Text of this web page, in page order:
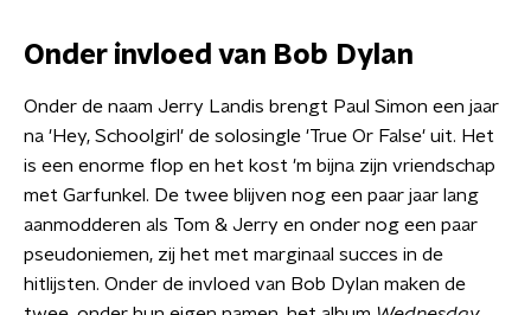
Onder invloed van Bob Dylan
Onder de naam Jerry Landis brengt Paul Simon een jaar
na 'Hey, Schoolgirl' de solosingle 'True Or False' uit. Het
is een enorme flop en het kost 'm bijna zijn vriendschap
met Garfunkel. De twee blijven nog een paar jaar lang
aanmodderen als Tom & Jerry en onder nog een paar
pseudoniemen, zij het met marginaal succes in de
hitlijsten. Onder de invloed van Bob Dylan maken de